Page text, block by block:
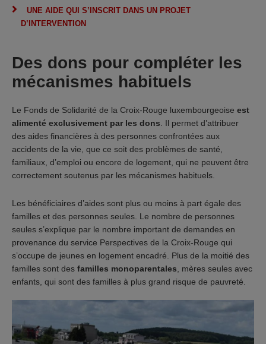
UNE AIDE QUI S’INSCRIT DANS UN PROJET
D’INTERVENTION
Des dons pour compléter les
mécanismes habituels
Le Fonds de Solidarité de la Croix-Rouge luxembourgeoise est
alimenté exclusivement par les dons . Il permet d’attribuer
des aides financières à des personnes confrontées aux
accidents de la vie, que ce soit des problèmes de santé,
familiaux, d’emploi ou encore de logement, qui ne peuvent être
correctement soutenus par les mécanismes habituels.
Les bénéficiaires d’aides sont plus ou moins à part égale des
familles et des personnes seules. Le nombre de personnes
seules s’explique par le nombre important de demandes en
provenance du service Perspectives de la Croix-Rouge qui
s’occupe de jeunes en logement encadré. Plus de la moitié des
familles sont des familles monoparentales , mères seules avec
enfants, qui sont des familles à plus grand risque de pauvreté.